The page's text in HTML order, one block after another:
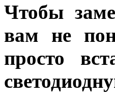
Чтобы
вам не
просто